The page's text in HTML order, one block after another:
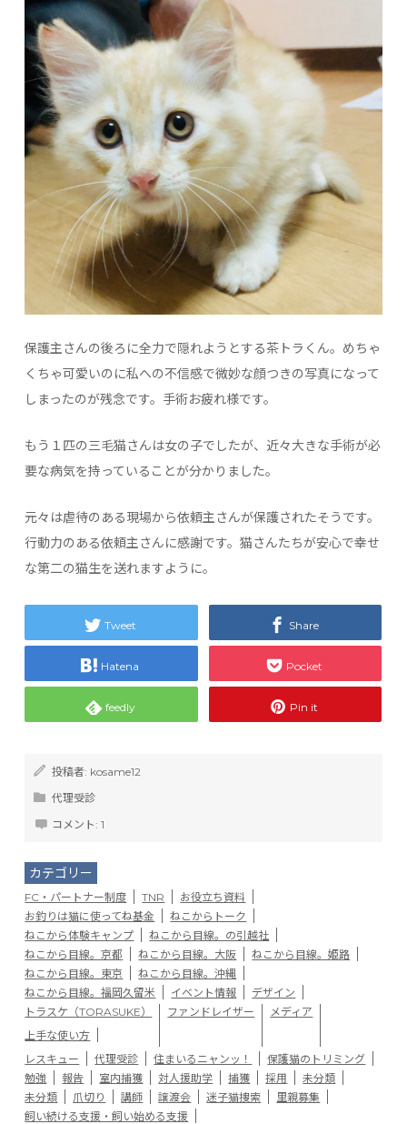
保護主さんの後ろに全力で隠れようとする茶トラくん。めちゃ
くちゃ可愛いのに私への不信感で微妙な顔つきの写真になって
しまったのが残念です。手術お疲れ様です。
もう１匹の三毛猫さんは女の子でしたが、近々大きな手術が必
要な病気を持っていることが分かりました。
元々は虐待のある現場から依頼主さんが保護されたそうです。
行動力のある依頼主さんに感謝です。猫さんたちが安心で幸せ
な第二の猫生を送れますように。
Tweet Share
Hatena Pocket
feedly Pin it
投稿者: kosame12
代理受診
コメント:1
カテゴリー
FC・パートナー制度 TNR
お役立ち資料
お釣りは猫に使ってね基金
ねこからトーク
ねこから体験キャンプ
ねこから目線。の引越社
ねこから目線。京都
ねこから目線。大阪
ねこから目線。姫路
ねこから目線。東京
ねこから目線。沖縄
ねこから目線。福岡久留米
イベント情報
デザイン
トラスケ（TORASUKE）
上手な使い方
ファンドレイザー メディア
レスキュー 代理受診 住まいるニャンッ！
保護猫のトリミング
勉強
報告 室内捕獲 対人援助学 捕獲 採用
未分類
未分類
爪切り 講師 譲渡会 迷子猫捜索
里親募集
飼い続ける支援・飼い始める支援